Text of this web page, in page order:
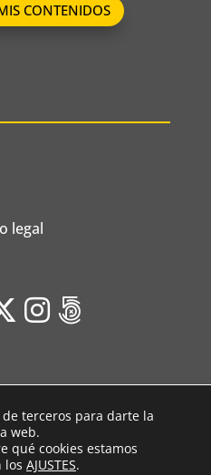
CONTENIDOS
legal
webVoluta Estudio
cookies
terceros para darte la
web.
qué cookies estamos
los AJUSTES.